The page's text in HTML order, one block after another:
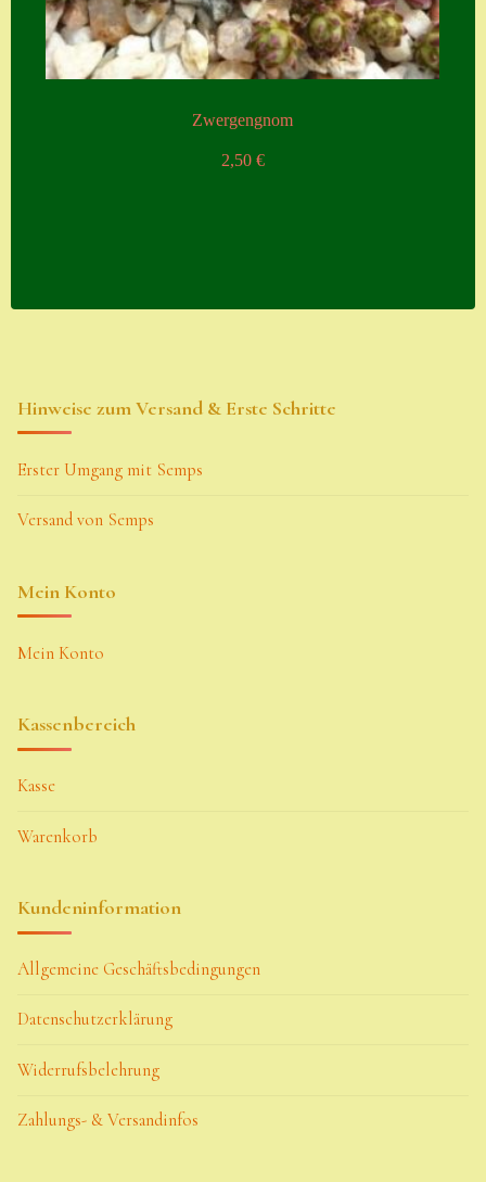
Zwergengnom
2,50 €
Hinweise zum Versand & Erste Schritte
Erster Umgang mit Semps
Versand von Semps
Mein Konto
Mein Konto
Kassenbereich
Kasse
Warenkorb
Kundeninformation
Allgemeine Geschäftsbedingungen
Datenschutzerklärung
Widerrufsbelehrung
Zahlungs- & Versandinfos